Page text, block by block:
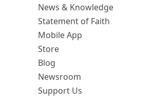
News & Knowledge
Statement of Faith
Mobile App
Store
Blog
Newsroom
Support Us